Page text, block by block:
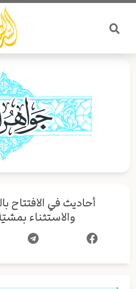
تخطي
المحتوى
أحاديث في الافتتاح
والاستثناء